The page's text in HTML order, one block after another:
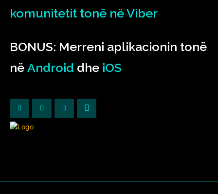
komunitetit tonë në Viber
BONUS: Merreni aplikacionin tonë
në Android dhe iOS